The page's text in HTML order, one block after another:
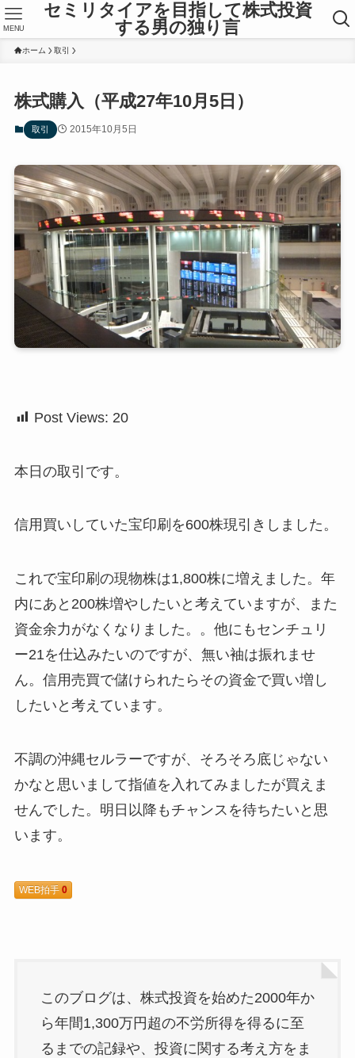
セミリタイアを目指して株式投資
する男の独り言
MENU
ホーム 取引
株式購入（平成27年10月5日）
取引 2015年10月5日
Post Views: 20
本日の取引です。
信用買いしていた宝印刷を600株現引きしました。
これで宝印刷の現物株は1,800株に増えました。年
内にあと200株増やしたいと考えていますが、また
資金余力がなくなりました。。他にもセンチュリ
ー21を仕込みたいのですが、無い袖は振れませ
ん。信用売買で儲けられたらその資金で買い増し
したいと考えています。
不調の沖縄セルラーですが、そろそろ底じゃない
かなと思いまして指値を入れてみましたが買えま
せんでした。明日以降もチャンスを待ちたいと思
います。
WEB拍手 0
このブログは、株式投資を始めた2000年か
ら年間1,300万円超の不労所得を得るに至
るまでの記録や、投資に関する考え方をま